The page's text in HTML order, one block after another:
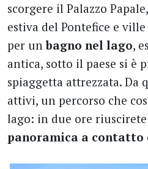
scorgere il Palazzo
estiva del Pontefice e
per unbagno nel lago,
antica, sotto il paese si è
spiaggetta attrezzata. Da
attivi, un percorso che
lago: in due ore
panoramica a contatto